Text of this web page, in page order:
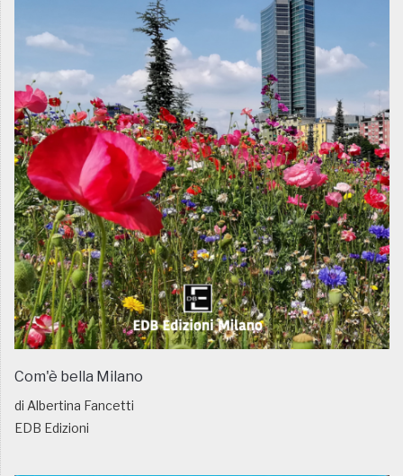
Com'è bella Milano
di Albertina Fancetti
EDB Edizioni